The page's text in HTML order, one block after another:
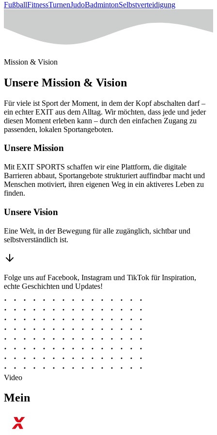
FußballFitnessTurnenJudoBadmintonSelbstverteidigung
Mission & Vision
Unsere Mission & Vision
Für viele ist Sport der Moment, in dem der Kopf abschalten darf –
ein echter EXIT aus dem Alltag. Wir möchten, dass jede und jeder
diesen Moment erleben kann – durch den einfachen Zugang zu
passenden, lokalen Sportangeboten.
Unsere Mission
Mit EXIT SPORTS schaffen wir eine Plattform, die digitale
Barrieren abbaut, Sportangebote strukturiert auffindbar macht und
Menschen motiviert, ihren eigenen Weg in ein aktiveres Leben zu
finden.
Unsere Vision
Eine Welt, in der Bewegung für alle zugänglich, sichtbar und
selbstverständlich ist.
Folge uns auf Facebook, Instagram und TikTok für Inspiration,
echte Geschichten und Updates!
Video
Mein